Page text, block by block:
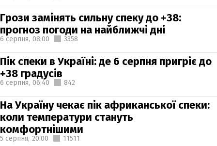
Грози замінять сильну спеку до +38:
прогноз погоди на найближчі дні
6 серпня, 08:00 3358
Пік спеки в Україні: де 6 серпня пригріє до
+38 градусів
6 серпня, 06:40 842
На Україну чекає пік африканської спеки:
коли температури стануть
комфортнішими
5 серпня, 20:00 11511